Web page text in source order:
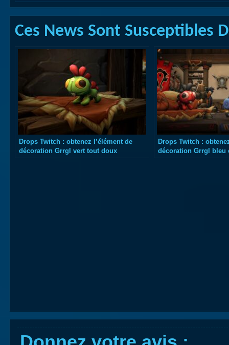
Ces News Sont Susceptibles
Drops Twitch : obtenez l’élément de
décoration Grrgl vert tout doux
Drops Twitch :
décoration Grrgl bleu